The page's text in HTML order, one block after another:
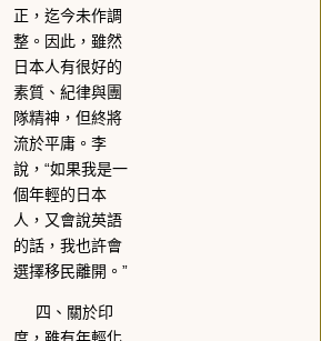
正，迄今未作調
整。因此，雖然
日本人有很好的
素質、紀律與團
隊精神，但終將
流於平庸。李
說，“如果我是一
個年輕的日本
人，又會說英語
的話，我也許會
選擇移民離開。”
四、關於印